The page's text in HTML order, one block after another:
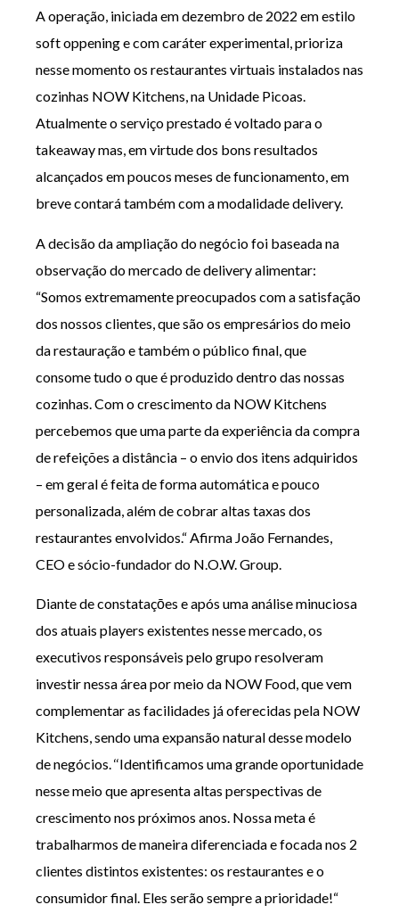
A operação, iniciada em dezembro de 2022 em estilo
soft oppening e com caráter experimental, prioriza
nesse momento os restaurantes virtuais instalados nas
cozinhas NOW Kitchens, na Unidade Picoas.
Atualmente o serviço prestado é voltado para o
takeaway mas, em virtude dos bons resultados
alcançados em poucos meses de funcionamento, em
breve contará também com a modalidade delivery.
A decisão da ampliação do negócio foi baseada na
observação do mercado de delivery alimentar:
“Somos extremamente preocupados com a satisfação
dos nossos clientes, que são os empresários do meio
da restauração e também o público final, que
consome tudo o que é produzido dentro das nossas
cozinhas. Com o crescimento da NOW Kitchens
percebemos que uma parte da experiência da compra
de refeições a distância – o envio dos itens adquiridos
– em geral é feita de forma automática e pouco
personalizada, além de cobrar altas taxas dos
restaurantes envolvidos.“ Afirma João Fernandes,
CEO e sócio-fundador do N.O.W. Group.
Diante de constataçōes e após uma análise minuciosa
dos atuais players existentes nesse mercado, os
executivos responsáveis pelo grupo resolveram
investir nessa área por meio da NOW Food, que vem
complementar as facilidades já oferecidas pela NOW
Kitchens, sendo uma expansão natural desse modelo
de negócios. ‘‘Identificamos uma grande oportunidade
nesse meio que apresenta altas perspectivas de
crescimento nos próximos anos. Nossa meta é
trabalharmos de maneira diferenciada e focada nos 2
clientes distintos existentes: os restaurantes e o
consumidor final. Eles serão sempre a prioridade!“